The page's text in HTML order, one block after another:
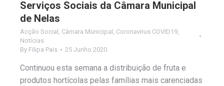
Serviços Sociais da Câmara Municipal
de Nelas
Acção Social , Câmara Municipal , Coronavirus COVID19,
Notícias
By Filipa Pais 25 Junho 2020
Continuou esta semana a distribuição de fruta e
produtos hortícolas pelas famílias mais carenciadas